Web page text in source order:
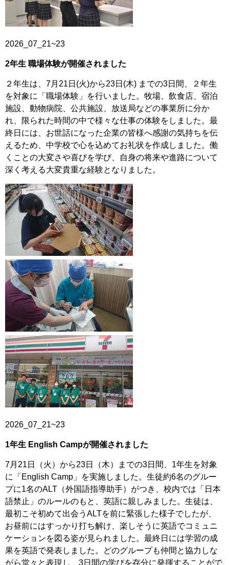
2026_07_21~23
2年生 職場体験が開催されました
２年生は、7月21日(火)から23日(木) までの3日間、２年生
を対象に「職場体験」を行いました。牧場、飲食店、宿泊
施設、動物病院、公共施設、放送局などの事業所に分か
れ、限られた時間の中で様々な仕事の体験をしました。最
終日には、お世話になった企業の皆様へ感謝の気持ちを伝
えるため、中学校で心を込めてお礼状を作成しました。働
くことの大変さや喜びを学び、自身の将来や進路について
深く考える大変貴重な経験となりました。
2026_07_21~23
1年生 English Campが開催されました
7月21日（火）から23日（木）までの3日間、1年生を対象
に「English Camp」を実施しました。生徒約6名のグルー
プに1名のALT（外国語指導助手）がつき、校内では「日本
語禁止」のルールのもと、英語に親しみました。生徒は、
最初こそ初めて出会うALTを前に緊張した様子でしたが、
お昼前にはすっかり打ち解け、楽しそうに英語でコミュニ
ケーションを図る姿が見られました。最終日には学習の成
果を英語で発表しました。どのグループも仲間と協力しな
がら堂々と表現し、3日間の学びを存分に発揮することがで